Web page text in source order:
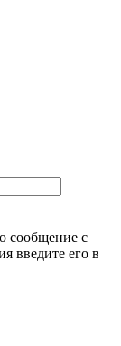
сообщение с
введите его в